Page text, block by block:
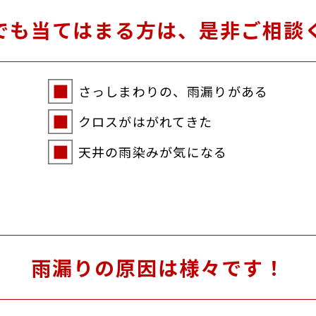
も当てはまる方は、是非ご相談
さっしまわりの、雨漏りがある
クロスがはがれてきた
天井の雨染みが気になる
雨漏りの原因は様々です！